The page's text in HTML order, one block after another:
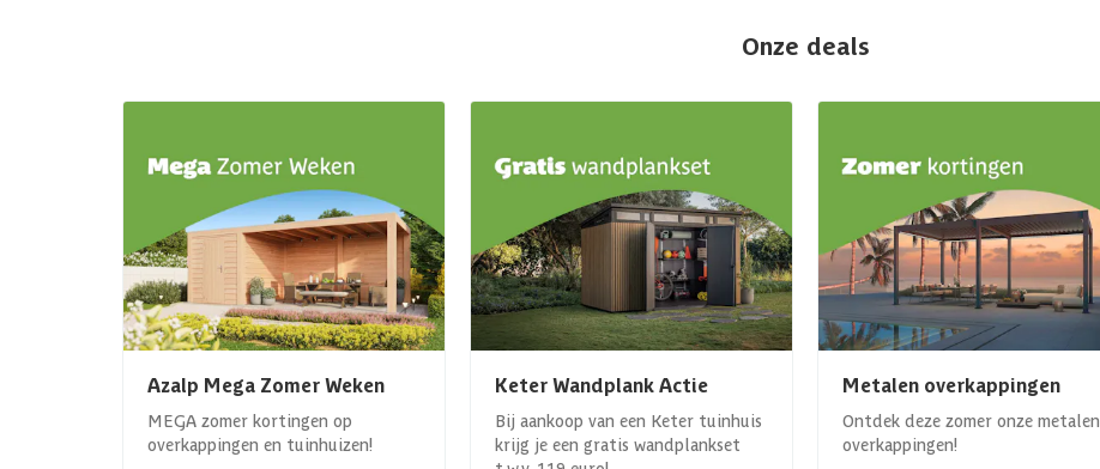
Onze deals
Azalp Mega Zomer Weken
MEGA zomer kortingen op
overkappingen en tuinhuizen!
Keter Wandplank Actie
Bij aankoop van een Keter tuinhuis
krijg je een gratis wandplankset
Metalen overkappingen
Ontdek deze zomer onze metalen
overkappingen!